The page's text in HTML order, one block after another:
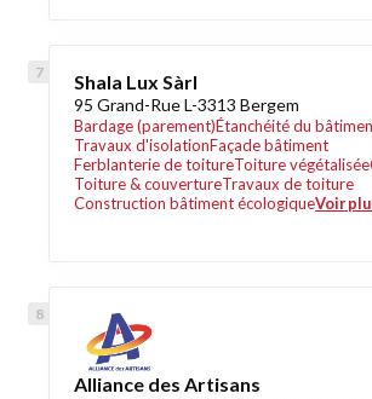
Shala Lux Sàrl
95 Grand-Rue L-3313 Bergem
Bardage (parement)Étanchéité du
Travaux d'isolationFaçade bâtiment
Ferblanterie de toitureToiture végétalisée
Toiture & couvertureTravaux de toiture
Construction bâtiment écologiqueVoir
Alliance des Artisans